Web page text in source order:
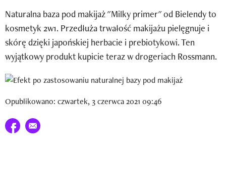
Mój profil / Zarejestruj się
Naturalna baza pod makijaż "Milky primer" od Bielendy to
kosmetyk 2w1. Przedłuża trwałość makijażu pielęgnuje i
skórę dzięki japońskiej herbacie i prebiotykowi. Ten
wyjątkowy produkt kupicie teraz w drogeriach Rossmann.
Opublikowano: czwartek, 3 czerwca 2021 09:46
Udostępnij na facebook
E-mail do przyjaciela